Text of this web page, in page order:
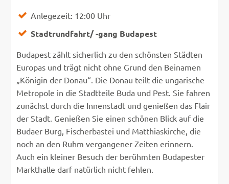
Anlegezeit: 12:00 Uhr
Stadtrundfahrt/ -gang Budapest
Budapest zählt sicherlich zu den schönsten Städten
Europas und trägt nicht ohne Grund den Beinamen
„Königin der Donau“. Die Donau teilt die ungarische
Metropole in die Stadtteile Buda und Pest. Sie fahren
zunächst durch die Innenstadt und genießen das Flair
der Stadt. Genießen Sie einen schönen Blick auf die
Budaer Burg, Fischerbastei und Matthiaskirche, die
noch an den Ruhm vergangener Zeiten erinnern.
Auch ein kleiner Besuch der berühmten Budapester
Markthalle darf natürlich nicht fehlen.